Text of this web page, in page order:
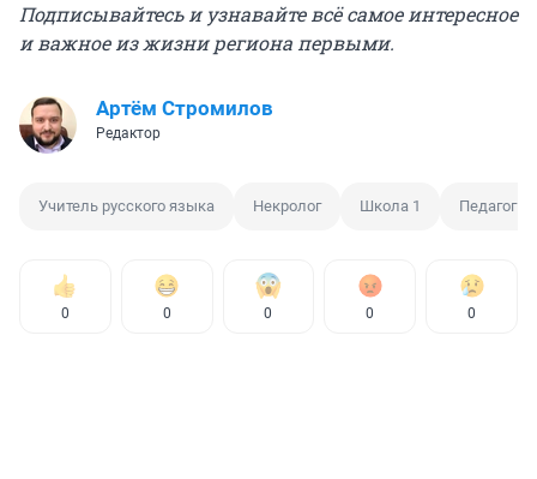
Подписывайтесь и узнавайте всё самое интересное
и важное из жизни региона первыми.
Артём Стромилов
Редактор
Учитель русского языка Некролог Школа 1 Педагог
0 0 0 0 0